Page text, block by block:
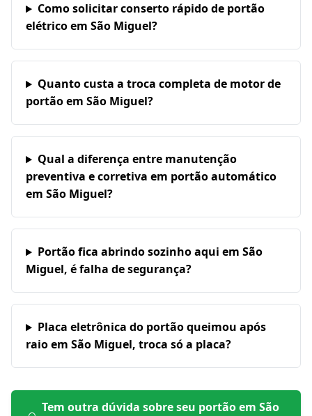
Como solicitar conserto rápido de portão
elétrico em São Miguel?
Quanto custa a troca completa de motor de
portão em São Miguel?
Qual a diferença entre manutenção
preventiva e corretiva em portão automático
em São Miguel?
Portão fica abrindo sozinho aqui em São
Miguel, é falha de segurança?
Placa eletrônica do portão queimou após
raio em São Miguel, troca só a placa?
Tem outra dúvida sobre seu portão em São